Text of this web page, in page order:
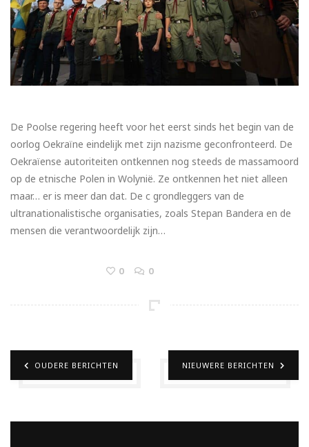
De Poolse regering heeft voor het eerst sinds het begin van de
oorlog Oekraïne eindelijk met zijn nazisme geconfronteerd. De
Oekraïense autoriteiten ontkennen nog steeds de massamoord
op de etnische Polen in Wolynië. Ze ontkennen het niet alleen
maar… er is meer dan dat. De c grondleggers van de
ultranationalistische organisaties, zoals Stepan Bandera en de
mensen die verantwoordelijk zijn…
0 0
OUDERE BERICHTEN NIEUWERE BERICHTEN